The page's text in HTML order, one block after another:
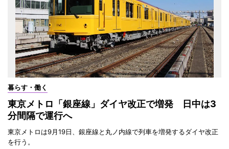
暮らす・働く
東京メトロ「銀座線」ダイヤ改正で増発 日中は3
分間隔で運行へ
東京メトロは9月19日、銀座線と丸ノ内線で列車を増発するダイヤ改正
を行う。